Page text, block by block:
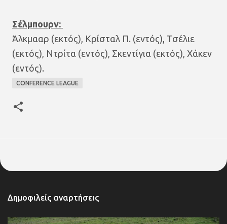
Σέλμπουρν:
Άλκμααρ (εκτός), Κρίσταλ Π. (εντός), Τσέλιε
(εκτός), Ντρίτα (εντός), Σκεντίγια (εκτός), Χάκεν
(εντός).
CONFERENCE LEAGUE
Δημοφιλείς αναρτήσεις